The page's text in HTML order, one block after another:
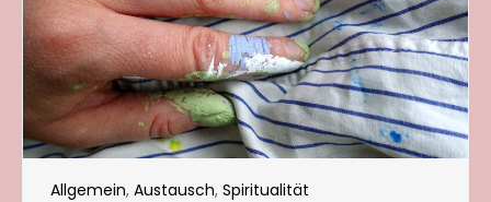
Allgemein, Austausch, Spiritualität